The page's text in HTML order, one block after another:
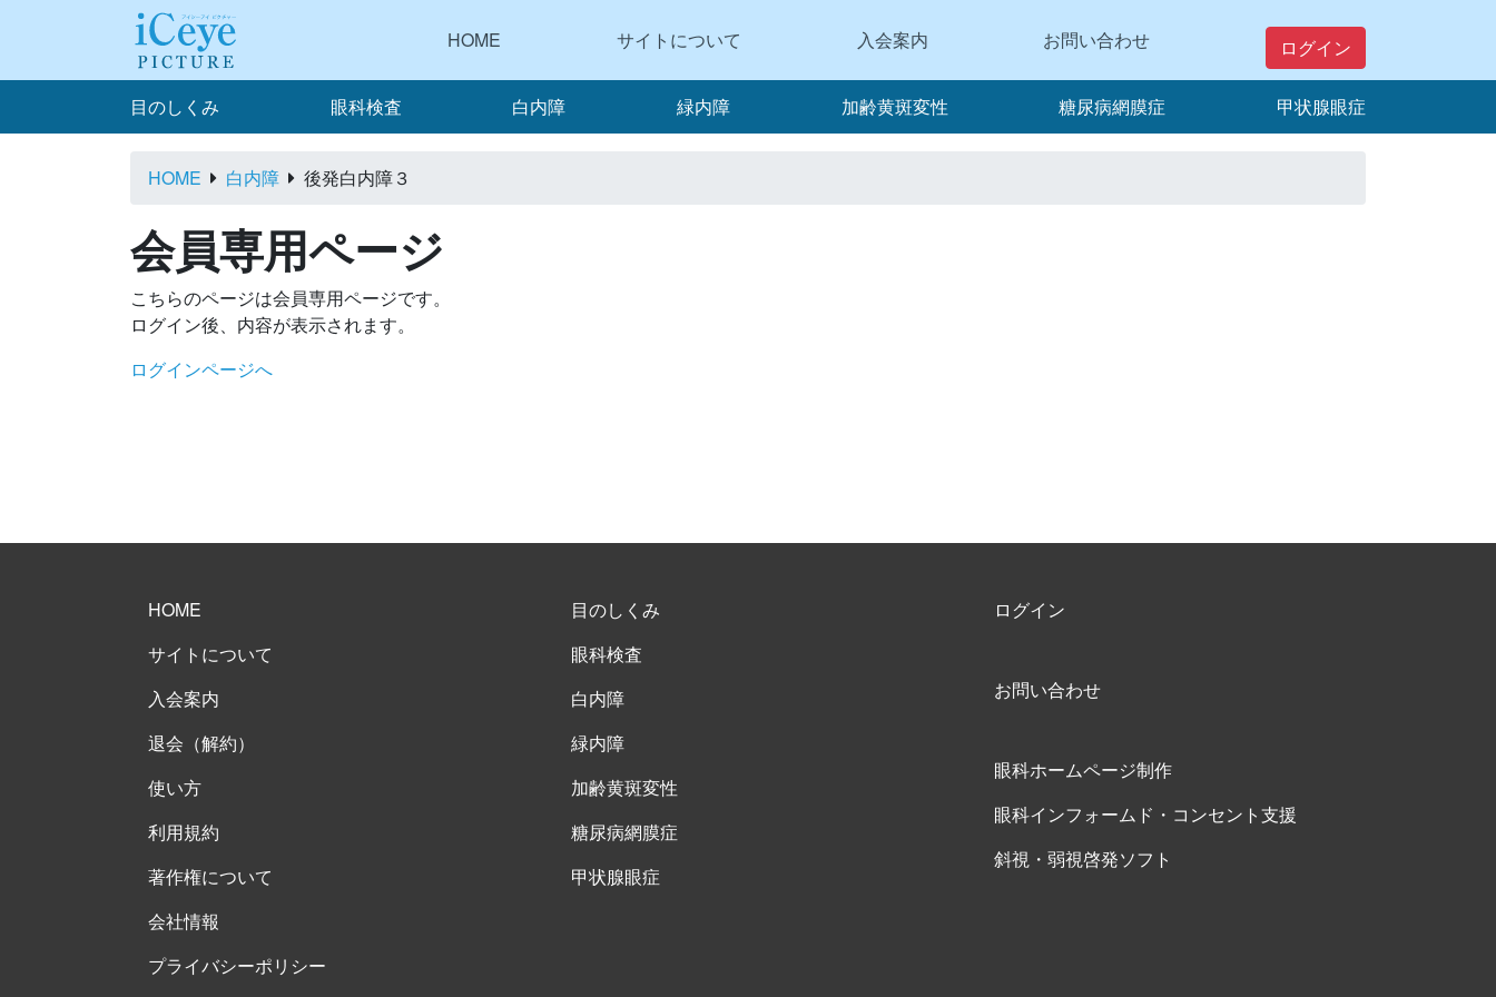
HOME サイトについて 入会案内 お問い合わせ ログイン
目のしくみ 眼科検査 白内障 緑内障 加齢黄斑変性 糖尿病網膜症 甲状腺眼症
HOME 白内障 後発白内障３
会員専用ページ
こちらのページは会員専用ページです。
ログイン後、内容が表示されます。
ログインページへ
HOME
サイトについて
入会案内
退会（解約）
使い方
利用規約
著作権について
会社情報
プライバシーポリシー
目のしくみ
眼科検査
白内障
緑内障
加齢黄斑変性
糖尿病網膜症
甲状腺眼症
ログイン
お問い合わせ
眼科ホームページ制作
眼科インフォームド・コンセント支援
斜視・弱視啓発ソフト